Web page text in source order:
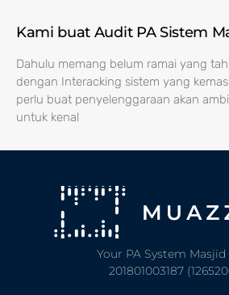
Kami buat Audit PA Sistem
Dahulu memang belum ramai yang
dengan Interacking sistem yang
perlu buat penyelenggaraan akan
untuk kenal
Your PA System Masjid
201801003187